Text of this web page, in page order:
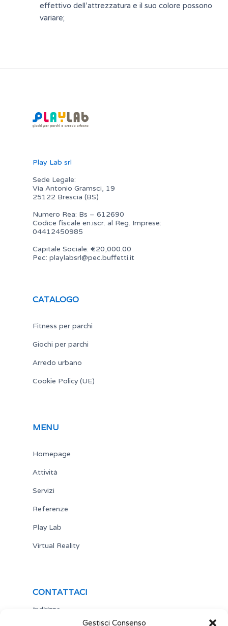
Gestisci Consenso
effettivo dell’attrezzatura e il suo colore possono
variare;
Play Lab srl
Sede Legale:
Via Antonio Gramsci, 19
25122 Brescia (BS)
Numero Rea: Bs – 612690
Codice fiscale en.iscr. al Reg. Imprese:
04412450985
Capitale Sociale: €20,000.00
Pec: playlabsrl@pec.buffetti.it
CATALOGO
Fitness per parchi
Giochi per parchi
Arredo urbano
Cookie Policy (UE)
MENU
Homepage
Attività
Servizi
Referenze
Play Lab
Virtual Reality
CONTATTACI
Indirizzo